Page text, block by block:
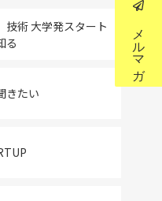
技術 大学発スタート
る
きたい